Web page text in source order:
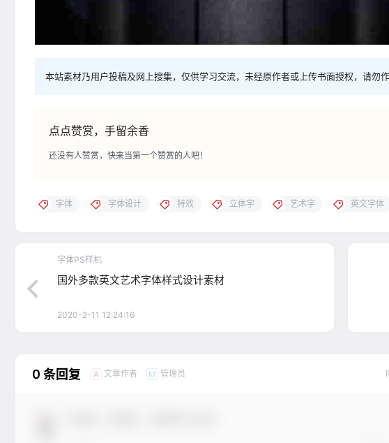
本站素材乃用户投稿及网上搜集，仅供学习交流，未经原作者或上传书面授权，请勿
点点赞赏，手留余香
还没有人赞赏，快来当第一个赞赏的人吧！
字体 字体设计 特效 立体字 艺术字 英文字体
字体PS样机
国外多款英文艺术字体样式设计素材
2020-2-11 12:24:16
0 条回复 A 文章作者 M 管理员